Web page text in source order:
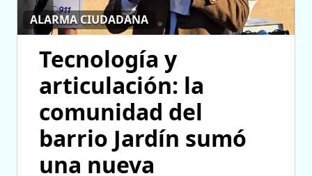
ALARMA CIUDADANA
Tecnología y
articulación: la
comunidad del
barrio Jardín sumó
una nueva